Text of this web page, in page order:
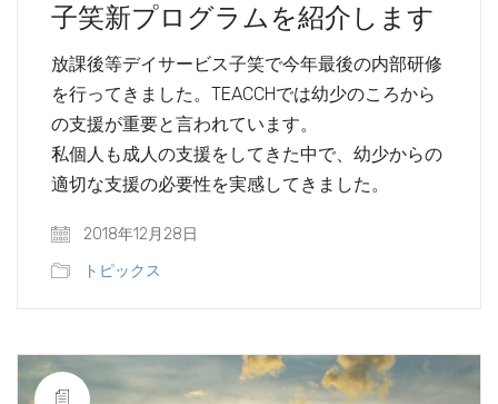
子笑新プログラムを紹介します
放課後等デイサービス子笑で今年最後の内部研修
を行ってきました。TEACCHでは幼少のころから
の支援が重要と言われています。
私個人も成人の支援をしてきた中で、幼少からの
適切な支援の必要性を実感してきました。
2018年12月28日
トピックス